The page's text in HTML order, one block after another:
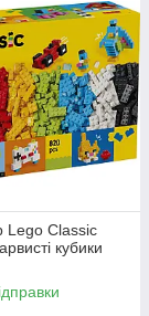
Lego Classic
кубики